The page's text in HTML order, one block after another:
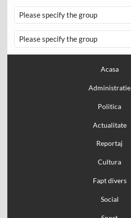
Please specify the group
Please specify the group
Acasa
Administratie
Politica
Actualitate
Reportaj
Cultura
Fapt divers
Social